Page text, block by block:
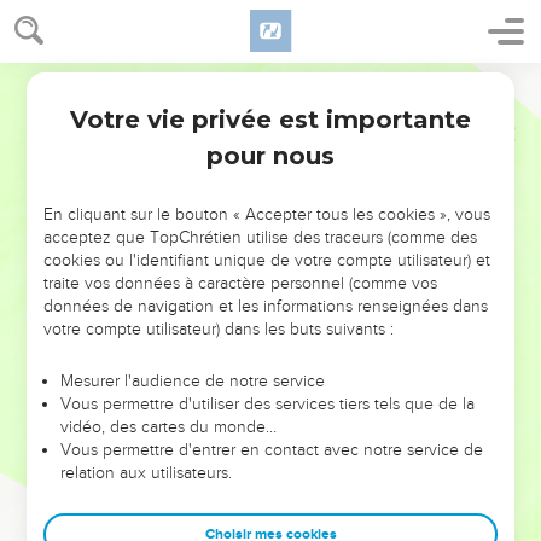
NE MANQUEZ PAS L’ÉVÉNEMENT
DE L’ANNÉE !
ET SI LEURS ERREURS POUVAIENT VOUS ÉVITER LES
VOTRES ?
leur foi ou leur vision. Mais on voit moins les doutes, les erreurs
et les saisons difficiles qu'ils ont traversés, alors même que ce
sont elles qui les ont façonnés.
Dans cette conférence, leaders, entrepreneurs, et responsables
clés pour avancer avec plus de sagesse afin que leurs erreurs
Votre vie privée est importante
pour nous
En cliquant sur le bouton « Accepter tous les cookies », vous
acceptez que TopChrétien utilise des traceurs (comme des
cookies ou l'identifiant unique de votre compte utilisateur) et
traite vos données à caractère personnel (comme vos
données de navigation et les informations renseignées dans
votre compte utilisateur) dans les buts suivants :
Mesurer l'audience de notre service
Vous permettre d'utiliser des services tiers tels que de la
vidéo, des cartes du monde…
Vous permettre d'entrer en contact avec notre service de
relation aux utilisateurs.
Choisir mes cookies